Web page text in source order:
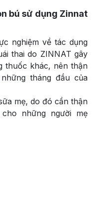
bú sử dụng Zinnat
nghiệm về tác dụng
thai do ZINNAT gây
thuốc khác, nên thận
tháng đầu của
mẹ, do đó cần thận
những người mẹ